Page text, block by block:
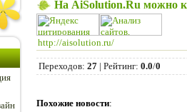
На AiSolution.Ru можно
http://aisolution.ru/
Переходов: 27 | Рейтинг: 0.0/0
Похожие новости: